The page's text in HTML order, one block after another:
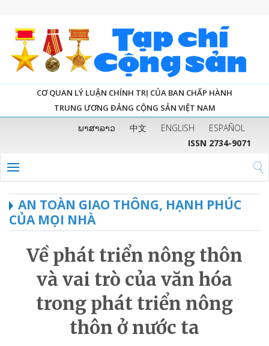
CƠ QUAN LÝ LUẬN CHÍNH TRỊ CỦA BAN CHẤP HÀNH
TRUNG ƯƠNG ĐẢNG CỘNG SẢN VIỆT NAM
ພາສາລາວ 中文 ENGLISH
ESPAÑOL
ISSN 2734-9071
AN TOÀN GIAO THÔNG, HẠNH PHÚC
CỦA MỌI NHÀ
Về phát triển nông thôn
và vai trò của văn hóa
trong phát triển nông
thôn ở nước ta